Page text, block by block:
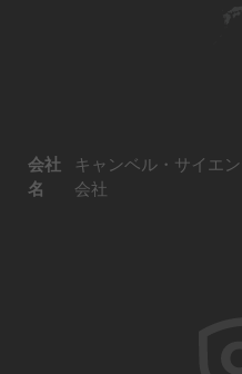
会社
名
キャンベル・サイエ
会社